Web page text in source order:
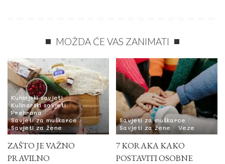
MOŽDA ĆE VAS ZANIMATI
Kuhinjski savjeti
Kulinarski savjeti
Prehrana
Savjeti za muškarce
Savjeti za žene
ZAŠTO JE VAŽNO
PRAVILNO
Savjeti za muškarce
Savjeti za žene
Veze
7 KORAKA KAKO
POSTAVITI OSOBNE